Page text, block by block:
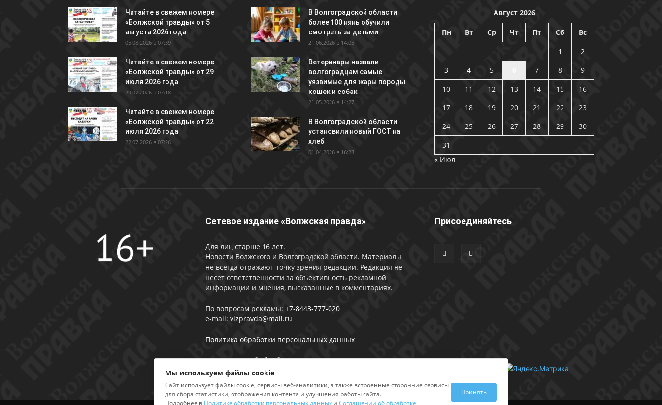
Читайте в свежем номере
«Волжской правды» от 5
августа 2026 года
05.08.2026 в 07:39
Читайте в свежем номере
«Волжской правды» от 29
июля 2026 года
29.07.2026 в 07:18
Читайте в свежем номере
«Волжской правды» от 22
июля 2026 года
22.07.2026 в 07:26
В Волгоградской области
более 100 нянь обучили
смотреть за детьми
21.06.2026 в 14:05
Ветеринары назвали
волгоградцам самые
уязвимые для жары породы
кошек и собак
21.05.2026 в 14:27
В Волгоградской области
установили новый ГОСТ на
хлеб
01.04.2026 в 16:23
Август 2026
Пн Вт Ср Чт Пт Сб Вс
1
2
3
4 5 7 8
9
10
11 12 13 14 15
16
17
18 19 20 21 22
23
24
25 26 27 28 29
30
31
« Июл
Сетевое издание «Волжская правда»
Для лиц старше 16 лет.
Новости Волжского и Волгоградской области. Материалы
не всегда отражают точку зрения редакции. Редакция не
несет ответственности за объективность рекламной
информации и мнения, высказанные в комментариях.
По вопросам рекламы: +7-8443-777-020
e-mail: vlzpravda@mail.ru
Политика обработки персональных данных
Соглашении об обработке персональных данных
Присоединяйтесь
Мы используем файлы cookie
Сайт использует файлы cookie, сервисы веб-аналитики, а также встроенные сторонние сервисы
для сбора статистики, отображения контента и улучшения работы сайта.
Подробнее в Политике обработки персональных данных и Соглашении об обработке
Принять